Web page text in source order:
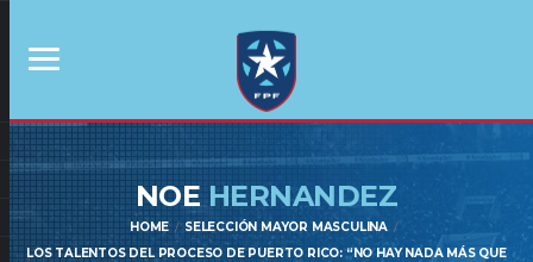
NOEHERNANDEZ
HOME
SELECCIÓN MAYOR MASCULINA
LOS TALENTOS DEL PROCESO DE PUERTO RICO: “NO HAY NADA MÁS QUE